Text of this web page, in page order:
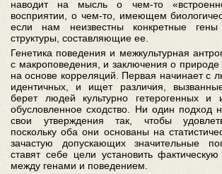
наводит на мысль о чем-то
восприятии, о чем-то, имеющем
если нам неизвестны конкретные
структуры, составляющие ее.
Генетика поведения и межкультурная
с макроповедения, и заключения о природе
на основе корреляций. Первая начинает с
идентичных, и ищет различия,
берет людей культурно гетерогенных и
обусловленное сходство. Ни один подход
свои утверждения так, чтобы
поскольку оба они основаны на
зачастую допускающих значительные
ставят себе цели установить
между генами и поведением.